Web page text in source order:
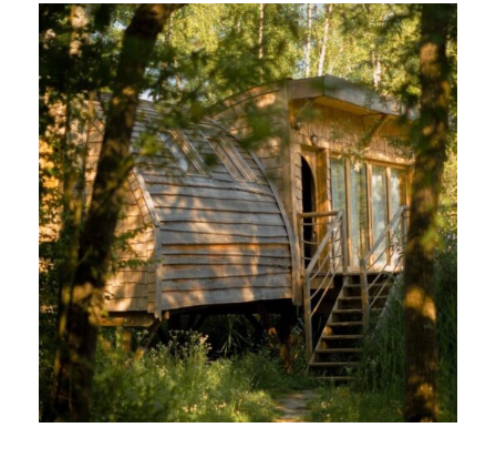
CABANE AU BORD DU LAC
“HALTE SAUVAGE”